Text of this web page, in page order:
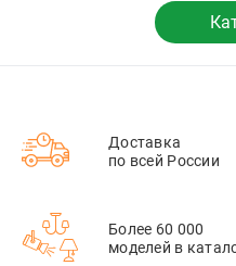
Доставка
по всей России
Более 60 000
моделей в